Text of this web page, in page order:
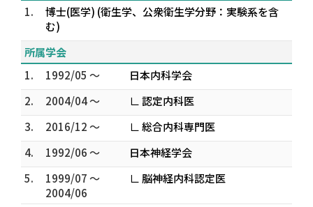
1.
博士(医学) (衛生学、公衆衛生学分野：実験系を含
む)
所属学会
1.
1992/05 ～
日本内科学会
2.
2004/04 ～
∟ 認定内科医
3.
2016/12 ～
∟ 総合内科専門医
4.
1992/06 ～
日本神経学会
5.
1999/07 ～
2004/06
∟ 脳神経内科認定医